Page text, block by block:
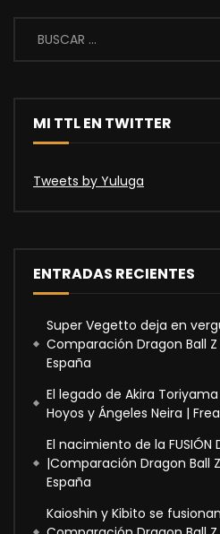
MI TTL EN TWITTER
Tweets by Yuluga
ENTRADAS RECIENTES
Super Vegetto deja en
Comparación Dragon Ball Z
España
El legado de Akira
Hoyos y Ángeles Neira |
El nacimiento de la FUSIÓN
|Comparación Dragon Ball
España
Kaioshin y Kibito se